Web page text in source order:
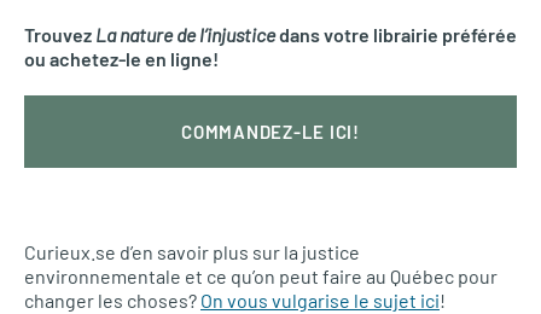
Trouvez La nature de l’injusticedans votre librairie préférée
ou achetez-le en ligne!
COMMANDEZ-LE ICI!
Curieux.se d’en savoir plus sur la justice
environnementale et ce qu’on peut faire au Québec pour
changer les choses? On vous vulgarise le sujet ici!